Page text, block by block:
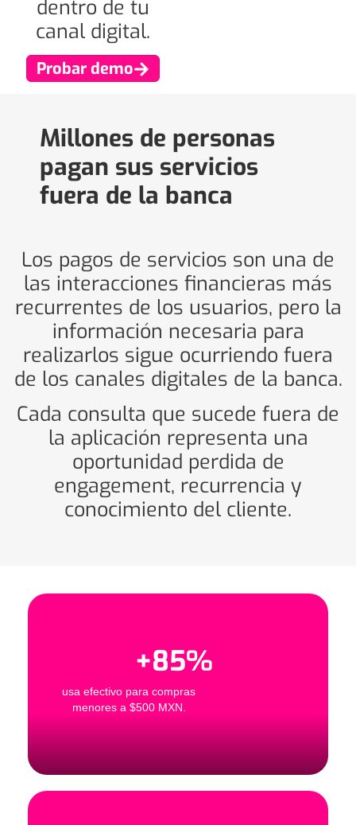
dentro de tu
canal digital.
Probar demo
Millones de personas
pagan sus servicios
fuera de la banca
Los pagos de servicios son una de
las interacciones financieras más
recurrentes de los usuarios, pero la
información necesaria para
realizarlos sigue ocurriendo fuera
de los canales digitales de la banca.
Cada consulta que sucede fuera de
la aplicación representa una
oportunidad perdida de
engagement, recurrencia y
conocimiento del cliente.
+85%
usa efectivo para compras
menores a $500 MXN.